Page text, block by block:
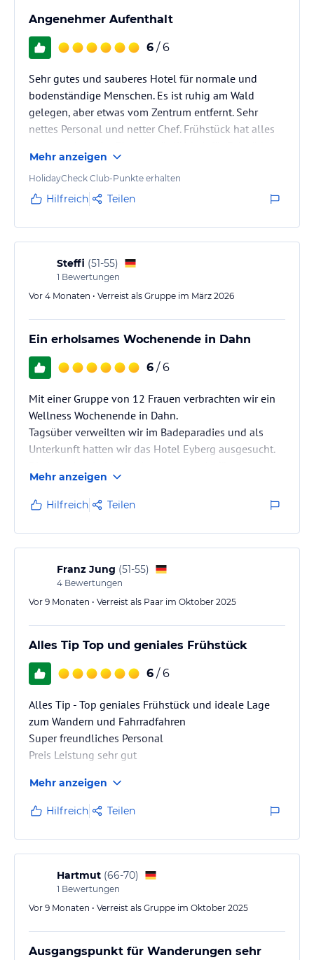
Angenehmer Aufenthalt
6 / 6
Sehr gutes und sauberes Hotel für normale und
bodenständige Menschen. Es ist ruhig am Wald
gelegen, aber etwas vom Zentrum entfernt. Sehr
nettes Personal und netter Chef. Frühstück hat alles
vorhanden. Allerdings bei voller Belegung des Hotels
nicht ausreichend. Vielleicht sollte man überlegen
einen weiteren Container anzuschaffen. Wir hatten
Wir werden wiederkommen.
Mehr anzeigen
HolidayCheck Club-Punkte erhalten
Hilfreich Teilen
Steffi (51-55)
1 Bewertungen
Vor 4 Monaten • Verreist als Gruppe im März 2026
Ein erholsames Wochenende in Dahn
6 / 6
Mit einer Gruppe von 12 Frauen verbrachten wir ein
Wellness Wochenende in Dahn.
Tagsüber verweilten wir im Badeparadies und als
Unterkunft hatten wir das Hotel Eyberg ausgesucht.
Wanderungen im Dahner Felsenland.
Das Ambiente ist gemütlich und das Personal sehr
aufmerksam.
Die Betten sind super bequem und die Zimmer sehr
sauber.
Das Highlight war das Frühstück.
Sehr vielfältig mit Liebe zum Detail.
Das selbstgebackene Brot sehr lecker, die Eier mit
Mehr anzeigen
Hilfreich Teilen
Franz Jung (51-55)
4 Bewertungen
Vor 9 Monaten • Verreist als Paar im Oktober 2025
Alles Tip Top und geniales Frühstück
6 / 6
Alles Tip - Top geniales Frühstück und ideale Lage
zum Wandern und Fahrradfahren
Super freundliches Personal
Preis Leistung sehr gut
Mehr anzeigen
Hilfreich Teilen
Hartmut (66-70)
1 Bewertungen
Vor 9 Monaten • Verreist als Gruppe im Oktober 2025
Ausgangspunkt für Wanderungen sehr